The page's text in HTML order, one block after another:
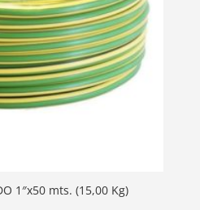
1″x50 mts. (15,00 Kg)